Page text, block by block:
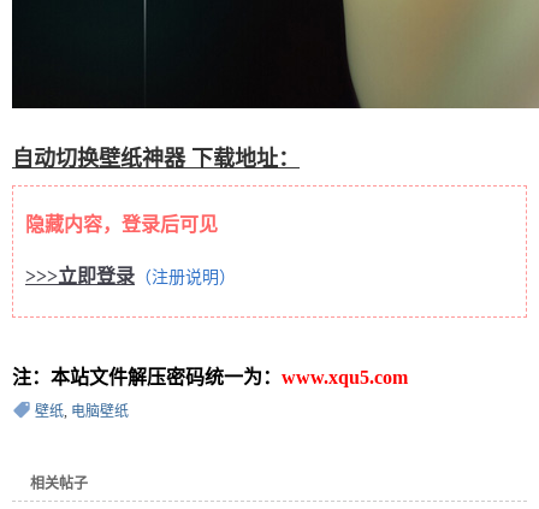
自动切换壁纸神器 下载地址：
隐藏内容，登录后可见
>>>立即登录 （注册说明）
注：本站文件解压密码统一为： www.xqu5.com
壁纸, 电脑壁纸
相关帖子